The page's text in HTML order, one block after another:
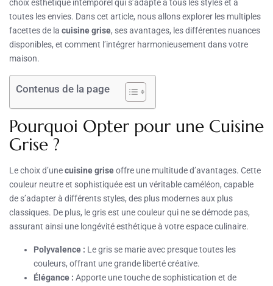
choix esthétique intemporel qui s’adapte à tous les styles et à
toutes les envies. Dans cet article, nous allons explorer les multiples
facettes de la cuisine grise, ses avantages, les différentes nuances
disponibles, et comment l’intégrer harmonieusement dans votre
maison.
Contenus de la page
Pourquoi Opter pour une Cuisine
Grise ?
Le choix d’unecuisine griseoffre une multitude d’avantages. Cette
couleur neutre et sophistiquée est un véritable caméléon, capable
de s’adapter à différents styles, des plus modernes aux plus
classiques. De plus, le gris est une couleur qui ne se démode pas,
assurant ainsi une longévité esthétique à votre espace culinaire.
Polyvalence : Le gris se marie avec presque toutes les
couleurs, offrant une grande liberté créative.
Élégance : Apporte une touche de sophistication et de